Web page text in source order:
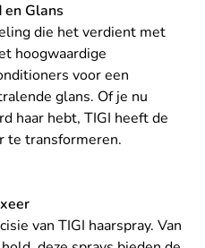
en Glans
die het verdient met
hoogwaardige
voor een
glans. Of je nu
haar hebt, TIGI heeft de
te transformeren.
van TIGI haarspray. Van